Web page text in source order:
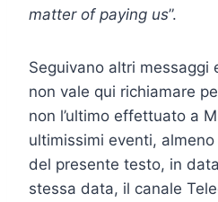
matter of paying us”.
Seguivano altri messaggi
non vale qui richiamare
non l’ultimo effettuato a
ultimissimi eventi,
del presente testo, in
stessa data, il canale